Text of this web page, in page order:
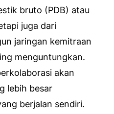
bruto (PDB) atau
juga dari
jaringan kemitraan
menguntungkan.
akan
lebih besar
berjalan sendiri.